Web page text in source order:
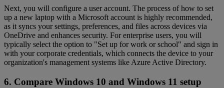
Next, you will configure a user account. The process of how to set
up a new laptop with a Microsoft account is highly recommended,
as it syncs your settings, preferences, and files across devices via
OneDrive and enhances security. For enterprise users, you will
typically select the option to "Set up for work or school" and sign in
with your corporate credentials, which connects the device to your
organization's management systems like Azure Active Directory.
6. Compare Windows 10 and Windows 11 setup